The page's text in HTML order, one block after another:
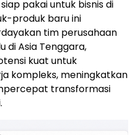
pakai untuk bisnis di
produk baru ini
tim perusahaan
di Asia Tenggara,
kuat untuk
kompleks, meningkatkan
transformasi